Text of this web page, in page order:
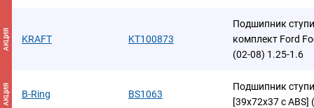
АКЦИЯ KRAFT KT100873
Подшипник
комплект Ford
(02-08) 1.25-1.6
АКЦИЯ B-Ring BS1063
Подшипник
[39x72x37 с ABS]